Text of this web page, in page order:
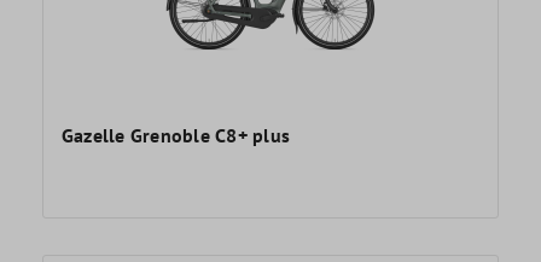
Gazelle Grenoble C8+ plus